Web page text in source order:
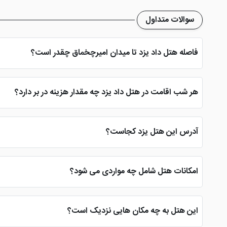
سوالات متداول
فاصله هتل داد یزد تا میدان امیرچخماق چقدر است؟
از هتل داد یزد تا میدان امیر چخماق تنها 5 دقیقه با خودرو فاصله وجود دارد
هر شب اقامت در هتل داد یزد چه مقدار هزینه در بر دارد؟
هزینه هر شب اقامت در این هتل یزد از شبی 500 هزار تومان شروع می شود و با توجه به زمان های مختلف تا 2 میلیون تومان هم تغییر می کند.
آدرس این هتل یزد کجاست؟
آدرس هتل در میدان شهید بهشتی، خیابان دهم فروردین، پلاک
امکانات هتل شامل چه مواردی می شود؟
از جمله امکانات این هتل یزد می توان به استخر، سونا، جکوزی،
این هتل به چه مکان هایی نزدیک است؟